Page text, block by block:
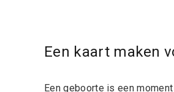
Een kaart maken
Een geboorte is een